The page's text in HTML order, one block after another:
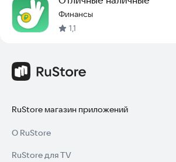
Финансы
1,1
RuStore магазин приложений
О RuStore
RuStore для TV